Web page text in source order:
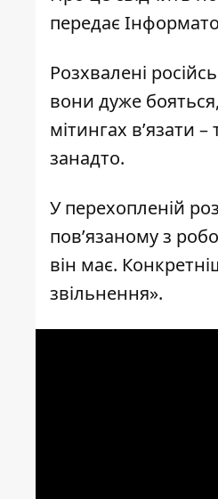
передає
Розхвалені
вони дуже
мітингах в’язати
занадто.
У перехопленій
пов’язаному з
він має.
звільнення».